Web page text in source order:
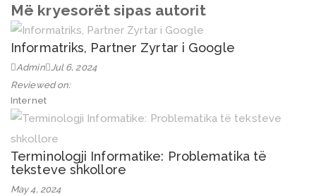
Më kryesorët sipas autorit
Informatriks, Partner Zyrtar i Google
Admin Jul 6, 2024
Reviewed on:
Internet
Terminologji Informatike: Problematika të
teksteve shkollore
May 4, 2024